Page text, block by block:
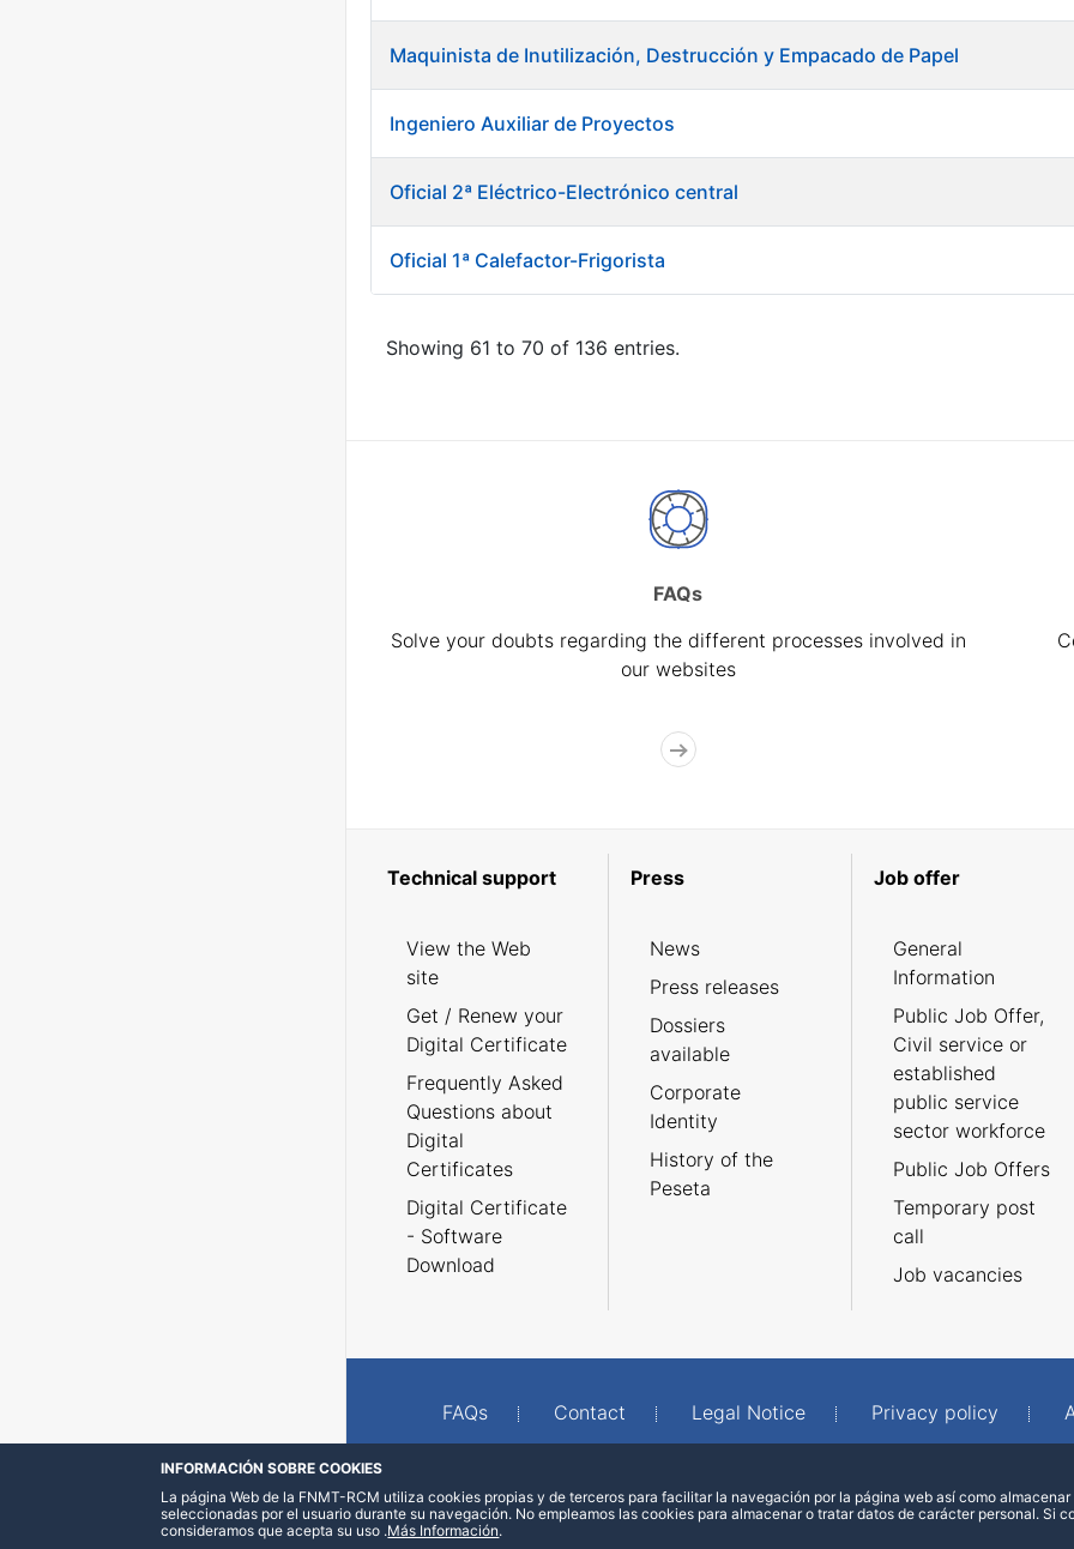
Maquinista de Inutilización, Destrucción y Empacado de Papel
Ingeniero Auxiliar de Proyectos
Oficial 2ª Eléctrico-Electrónico central
Oficial 1ª Calefactor-Frigorista
Showing 61 to 70 of 136 entries.
FAQs
Solve your doubts regarding the different processes involved in
our websites
Technical support
View the Web
site
Get / Renew your
Digital Certificate
Frequently Asked
Questions about
Digital
Certificates
Digital Certificate
- Software
Download
Press
News
Press releases
Dossiers
available
Corporate
Identity
History of the
Peseta
Job offer
General
Information
Public Job Offer,
Civil service or
established
public service
sector workforce
Public Job Offers
Temporary post
call
Job vacancies
FAQs Contact Legal Notice Privacy policy
INFORMACIÓN SOBRE COOKIES
La página Web de la FNMT-RCM utiliza cookies propias y de terceros para facilitar la navegación por la página web así como
seleccionadas por el usuario durante su navegación. No empleamos las cookies para almacenar o tratar datos de carácter personal. Si
consideramos que acepta su uso .Más Información.